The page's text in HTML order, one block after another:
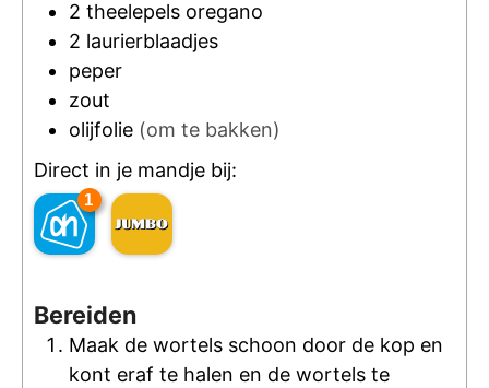
2 theelepels oregano
2 laurierblaadjes
peper
zout
olijfolie (om te bakken)
Direct in je mandje bij:
1
Bereiden
Maak de wortels schoon door de kop en
kont eraf te halen en de wortels te